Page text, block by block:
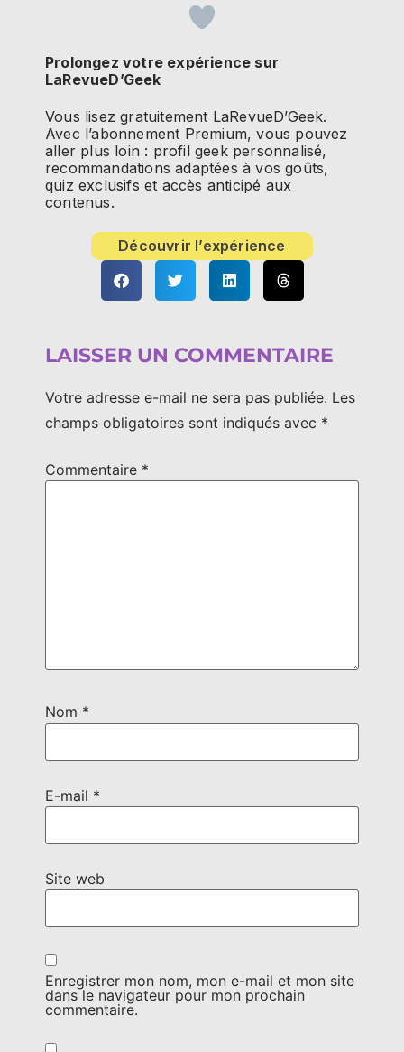
Prolongez votre expérience sur
LaRevueD’Geek
Vous lisez gratuitement LaRevueD’Geek.
Avec l’abonnement Premium, vous pouvez
aller plus loin : profil geek personnalisé,
recommandations adaptées à vos goûts,
quiz exclusifs et accès anticipé aux
contenus.
Découvrir l’expérience
LAISSER UN COMMENTAIRE
Votre adresse e-mail ne sera pas publiée. Les
champs obligatoires sont indiqués avec *
Commentaire *
Nom *
E-mail *
Site web
Enregistrer mon nom, mon e-mail et mon site
dans le navigateur pour mon prochain
commentaire.